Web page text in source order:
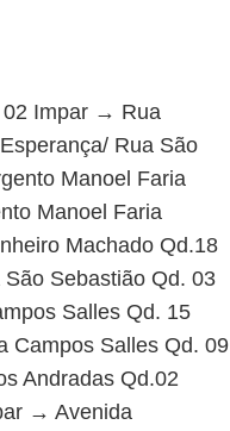
02 Impar → Rua
Rua São
Manoel Faria
Manoel Faria
Machado Qd.18
Sebastião Qd. 03
Salles Qd. 15
Salles Qd. 09
Andradas Qd.02
→ Avenida